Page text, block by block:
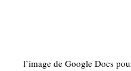
l’image de Google Docs